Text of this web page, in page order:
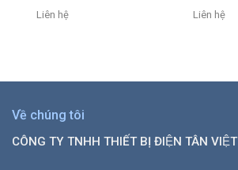
Liên hệ Liên hệ
Về chúng tôi
CÔNG TY TNHH THIẾT BỊ ĐIỆN TÂN VIỆT